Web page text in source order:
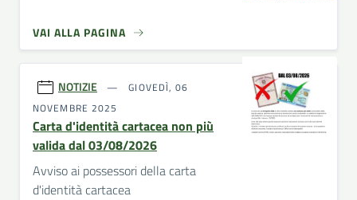
VAI ALLA PAGINA
NOTIZIE
GIOVEDÌ, 06
NOVEMBRE 2025
Carta d'identità cartacea non più
valida dal 03/08/2026
Avviso ai possessori della carta
d'identità cartacea